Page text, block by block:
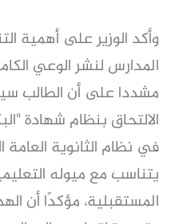
وأكد الوزير على أهمية
المدارس لنشر الوعي
مشددا على أن الطالب
الالتحاق بنظام شهادة
في نظام الثانوية العامة
يتناسب مع ميوله
المستقبلية، مؤكدًا أن